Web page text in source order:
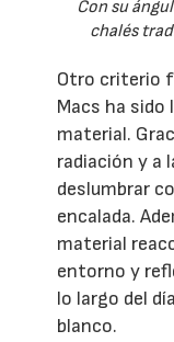
Con su
chalés
Otro criterio
Macs ha sido
material.
radiación y a
deslumbrar
encalada.
material
entorno y
lo largo del
blanco.